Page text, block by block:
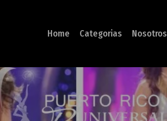
Home Categorias Nosotros